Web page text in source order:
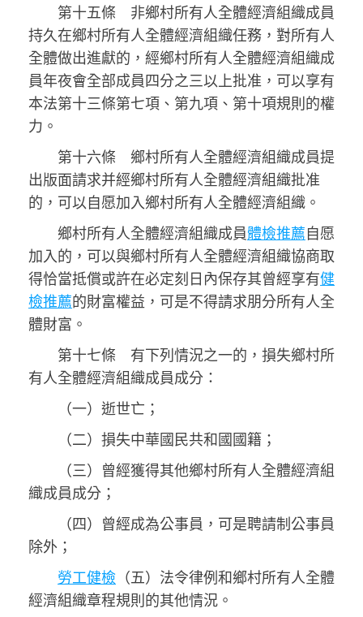
第十五條 非鄉村所有人全體經濟組織成員
持久在鄉村所有人全體經濟組織任務，對所有人
全體做出進獻的，經鄉村所有人全體經濟組織成
員年夜會全部成員四分之三以上批准，可以享有
本法第十三條第七項、第九項、第十項規則的權
力。
第十六條 鄉村所有人全體經濟組織成員提
出版面請求并經鄉村所有人全體經濟組織批准
的，可以自愿加入鄉村所有人全體經濟組織。
鄉村所有人全體經濟組織成員體檢推薦自愿
加入的，可以與鄉村所有人全體經濟組織協商取
得恰當抵償或許在必定刻日內保存其曾經享有健
檢推薦的財富權益，可是不得請求朋分所有人全
體財富。
第十七條 有下列情況之一的，損失鄉村所
有人全體經濟組織成員成分：
（一）逝世亡；
（二）損失中華國民共和國國籍；
（三）曾經獲得其他鄉村所有人全體經濟組
織成員成分；
（四）曾經成為公事員，可是聘請制公事員
除外；
勞工健檢 （五）法令律例和鄉村所有人全體
經濟組織章程規則的其他情況。